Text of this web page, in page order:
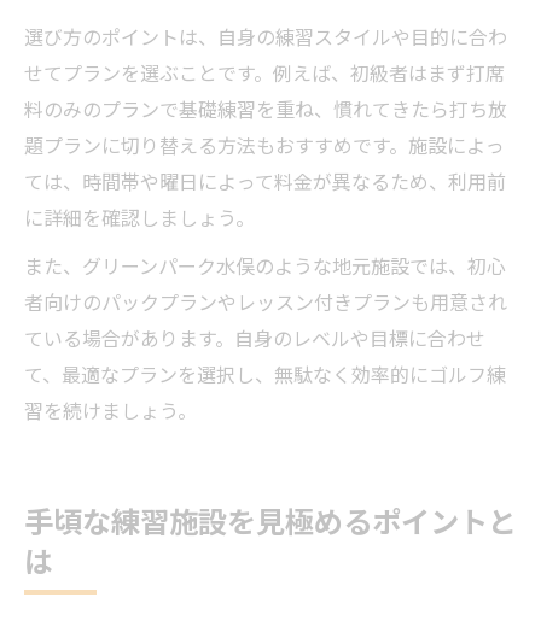
選び方のポイントは、自身の練習スタイルや目的に合わ
せてプランを選ぶことです。例えば、初級者はまず打席
料のみのプランで基礎練習を重ね、慣れてきたら打ち放
題プランに切り替える方法もおすすめです。施設によっ
ては、時間帯や曜日によって料金が異なるため、利用前
に詳細を確認しましょう。
また、グリーンパーク水俣のような地元施設では、初心
者向けのパックプランやレッスン付きプランも用意され
ている場合があります。自身のレベルや目標に合わせ
て、最適なプランを選択し、無駄なく効率的にゴルフ練
習を続けましょう。
手頃な練習施設を見極めるポイントと
は